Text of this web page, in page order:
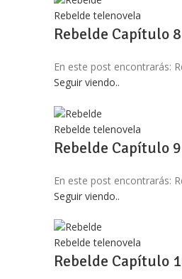
Rebelde telenovela
Rebelde Capítulo
En este post encontrarás:
Seguir viendo..
Rebelde telenovela
Rebelde Capítulo
En este post encontrarás:
Seguir viendo..
Rebelde telenovela
Rebelde Capítulo